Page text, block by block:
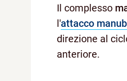
Il complesso
l'attacco
direzione al
anteriore.